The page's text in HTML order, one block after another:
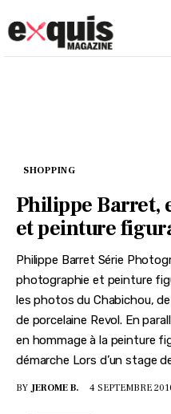
Recettes
Shopping
Évènements
SHOPPING
Philippe Barret,
et peinture
Philippe Barret Série
photographie et peinture
les photos du Chabichou,
de porcelaine Revol. En
en hommage à la peinture
démarche Lors d’un stage
BY JEROME B. 4 SEPTEMBRE